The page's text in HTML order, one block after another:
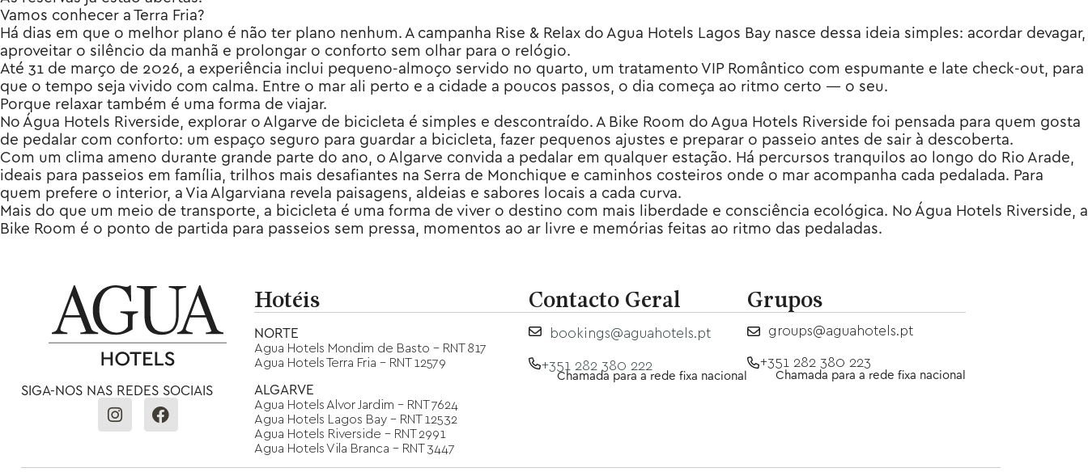
Vamos conhecer a Terra Fria?
Há dias em que o melhor plano é não ter plano nenhum. A campanha Rise & Relax do Agua Hotels Lagos Bay nasce dessa ideia simples: acordar devagar,
aproveitar o silêncio da manhã e prolongar o conforto sem olhar para o relógio.
Até 31 de março de 2026, a experiência inclui pequeno-almoço servido no quarto, um tratamento VIP Romântico com espumante e late check-out, para
que o tempo seja vivido com calma. Entre o mar ali perto e a cidade a poucos passos, o dia começa ao ritmo certo — o seu.
Porque relaxar também é uma forma de viajar.
No Água Hotels Riverside, explorar o Algarve de bicicleta é simples e descontraído. A Bike Room do Agua Hotels Riverside foi pensada para quem gosta
de pedalar com conforto: um espaço seguro para guardar a bicicleta, fazer pequenos ajustes e preparar o passeio antes de sair à descoberta.
Com um clima ameno durante grande parte do ano, o Algarve convida a pedalar em qualquer estação. Há percursos tranquilos ao longo do Rio Arade,
ideais para passeios em família, trilhos mais desafiantes na Serra de Monchique e caminhos costeiros onde o mar acompanha cada pedalada. Para
quem prefere o interior, a Via Algarviana revela paisagens, aldeias e sabores locais a cada curva.
Mais do que um meio de transporte, a bicicleta é uma forma de viver o destino com mais liberdade e consciência ecológica. No Água Hotels Riverside, a
Bike Room é o ponto de partida para passeios sem pressa, momentos ao ar livre e memórias feitas ao ritmo das pedaladas.
SIGA-NOS NAS REDES SOCIAIS
Hotéis
NORTE
Agua Hotels Mondim de Basto - RNT 817
Agua Hotels Terra Fria - RNT 12579
ALGARVE
Agua Hotels Alvor Jardim - RNT 7624
Agua Hotels Lagos Bay - RNT 12532
Agua Hotels Riverside - RNT 2991
Agua Hotels Vila Branca - RNT 3447
Contacto Geral
bookings@aguahotels.pt
+351 282 380 222
Chamada para a rede fixa nacional
Grupos
groups@aguahotels.pt
+351 282 380 223
Chamada para a rede fixa nacional